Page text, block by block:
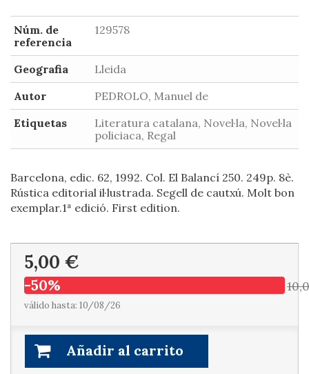
Núm. de
referencia
129578
Geografia
Lleida
Autor
PEDROLO, Manuel de
Etiquetas
Literatura catalana, Novel·la, Novel·la
policiaca, Regal
Barcelona, edic. 62, 1992. Col. El Balancí 250. 249p. 8è.
Rústica editorial il·lustrada. Segell de cautxú. Molt bon
exemplar.1ª edició. First edition.
5,00 €
-50%
válido hasta: 10/08/26
Añadir al carrito